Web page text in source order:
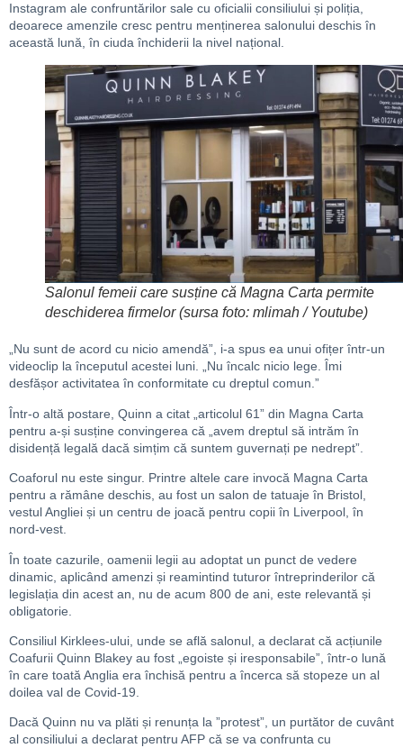
Instagram ale confruntărilor sale cu oficialii consiliului și poliția,
deoarece amenzile cresc pentru menținerea salonului deschis în
această lună, în ciuda închiderii la nivel național.
Salonul femeii care susține că Magna Carta permite
deschiderea firmelor (sursa foto: mlimah / Youtube)
„Nu sunt de acord cu nicio amendă”, i-a spus ea unui ofițer într-un
videoclip la începutul acestei luni. „Nu încalc nicio lege. Îmi
desfășor activitatea în conformitate cu dreptul comun.”
Într-o altă postare, Quinn a citat „articolul 61” din Magna Carta
pentru a-și susține convingerea că „avem dreptul să intrăm în
disidență legală dacă simțim că suntem guvernați pe nedrept”.
Coaforul nu este singur. Printre altele care invocă Magna Carta
pentru a rămâne deschis, au fost un salon de tatuaje în Bristol,
vestul Angliei și un centru de joacă pentru copii în Liverpool, în
nord-vest.
În toate cazurile, oamenii legii au adoptat un punct de vedere
dinamic, aplicând amenzi și reamintind tuturor întreprinderilor că
legislația din acest an, nu de acum 800 de ani, este relevantă și
obligatorie.
Consiliul Kirklees-ului, unde se află salonul, a declarat că acțiunile
Coafurii Quinn Blakey au fost „egoiste și iresponsabile”, într-o lună
în care toată Anglia era închisă pentru a încerca să stopeze un al
doilea val de Covid-19.
Dacă Quinn nu va plăti și renunța la ”protest”, un purtător de cuvânt
al consiliului a declarat pentru AFP că se va confrunta cu